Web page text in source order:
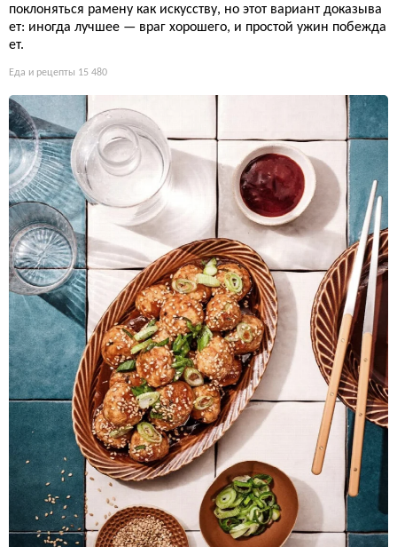
поклоняться рамену как искусству, но этот вариант доказыва
ет: иногда лучшее — враг хорошего, и простой ужин побежда
ет.
Еда и рецепты 15 480